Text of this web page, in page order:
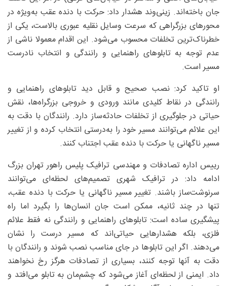
جان باخته‌اند. زینی‌وند هشدار داد: حرکت با دنده عقب به‌ویژه در
محورهای بزرگراهی که سرعت وسایل نقلیه عبوری بالاست، یکی از
خطرناک‌ترین تخلفات محسوب می‌شود. این اقدام معمولا ناشی از
عدم توجه به تابلوهای راهنمایی و رانندگی و انتخاب نادرست
مسیر است.
او تاکید کرد: نصب صحیح و قابل دید تابلوهای راهنمایی و
رانندگی در نقاط کلیدی مانند ورودی و خروجی بزرگراه‌ها، نقش
حیاتی در جلوگیری از تخلفات حادثه‌ساز دارد. رانندگان با دقت به
این علائم می‌توانند مسیر خود را به‌درستی انتخاب کرده و از تغییر
مسیر ناگهانی یا حرکت با دنده عقب اجتناب کنند.
رییس اداره تصادفات و مهندسی ترافیک پلیس راهور تهران بزرگ
ادامه داد: در ترافیک شهری تصمیم‌های لحظه‌ای می‌توانند
سرنوشت‌ساز باشند. تغییر مسیر ناگهانی یا حرکت با دنده عقب،
تنها در چند ثانیه، ممکن است جان انسان‌ها را بگیرد اما راه
پیشگیری ساده است: تابلوهای راهنمایی و رانندگی نه فقط علائم
فلزی، بلکه هشدارهایی حیاتی‌اند که مسیر درست را نشان
می‌دهند. اگر این تابلوها در جای مناسب نصب شوند و رانندگان با
دقت به آنها توجه کنند، بسیاری از تصادفات هرگز رخ نخواهند
داد. ایمنی از لحظه‌ای آغاز می‌شود که چشم‌مان به تابلو می‌افتد و